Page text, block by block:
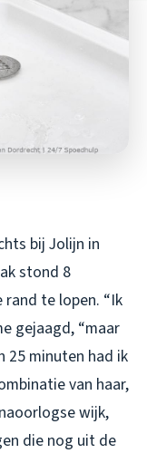
bij Jolijn in
stond 8
te lopen. “Ik
gejaagd, “maar
25 minuten had ik
van haar,
wijk,
die nog uit de